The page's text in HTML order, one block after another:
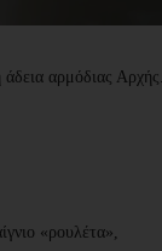
αρμόδιας Αρχής.
«ρουλέτα»,